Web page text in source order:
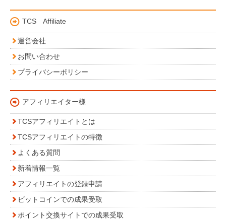
TCS Affiliate
運営会社
お問い合わせ
プライバシーポリシー
アフィリエイター様
TCSアフィリエイトとは
TCSアフィリエイトの特徴
よくある質問
新着情報一覧
アフィリエイトの登録申請
ビットコインでの成果受取
ポイント交換サイトでの成果受取